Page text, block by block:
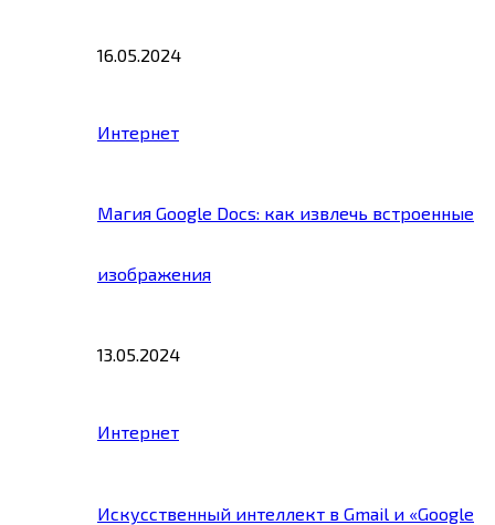
16.05.2024
Интернет
Магия Google Docs: как извлечь встроенные
изображения
13.05.2024
Интернет
Искусственный интеллект в Gmail и «Google